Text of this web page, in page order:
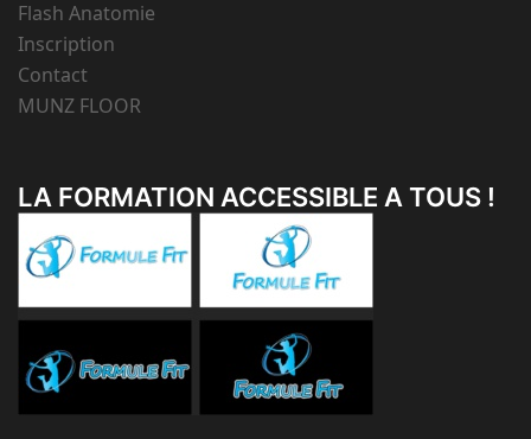
Flash Anatomie
Inscription
Contact
MUNZ FLOOR
LA FORMATION ACCESSIBLE A TOUS !